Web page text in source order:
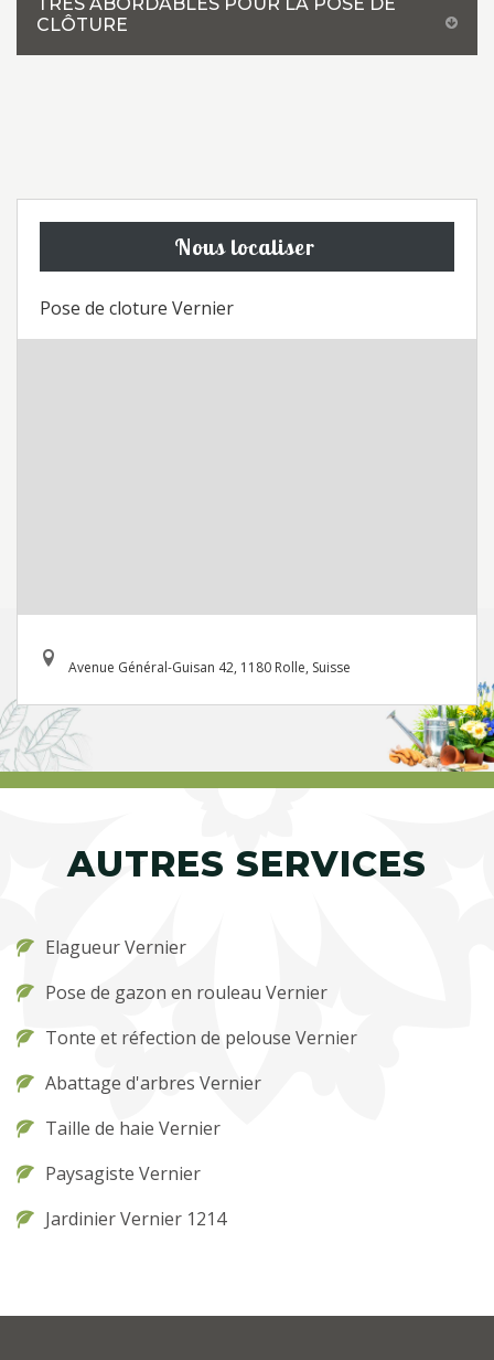
CLÔTURE
Nous localiser
Pose de cloture Vernier
Avenue Général-Guisan 42, 1180 Rolle, Suisse
AUTRES SERVICES
Elagueur Vernier
Pose de gazon en rouleau Vernier
Tonte et réfection de pelouse Vernier
Abattage d'arbres Vernier
Taille de haie Vernier
Paysagiste Vernier
Jardinier Vernier 1214